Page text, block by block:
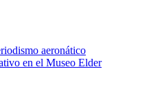
aeronático
en el Museo Elder